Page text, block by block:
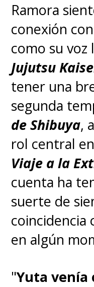
Ramora
conexión
como su voz
Jujutsu
tener una
segunda
de Shibuya,
rol central
Viaje a la
cuenta ha
suerte de
coincidencia
en algún
"Yuta venía